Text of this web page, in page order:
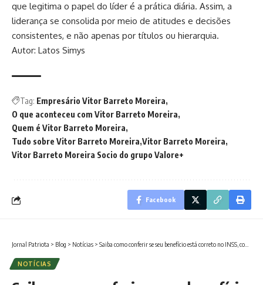
que legitima o papel do líder é a prática diária. Assim, a
liderança se consolida por meio de atitudes e decisões
consistentes, e não apenas por títulos ou hierarquia.
Autor: Latos Simys
Tag: Empresário Vitor Barreto Moreira
O que aconteceu com Vitor Barreto Moreira
Quem é Vitor Barreto Moreira
Tudo sobre Vitor Barreto Moreira Vitor Barreto Moreira
Vitor Barreto Moreira Socio do grupo Valore+
Facebook
Jornal Patriota > Blog > Notícias > Saiba como conferir se seu benefício está correto no INSS, com o Sindnapi – Sindicato Nacional dos Aposentados, Pensionistas e Idosos
NOTÍCIAS